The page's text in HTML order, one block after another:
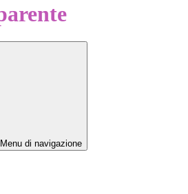
Menu di navigazione